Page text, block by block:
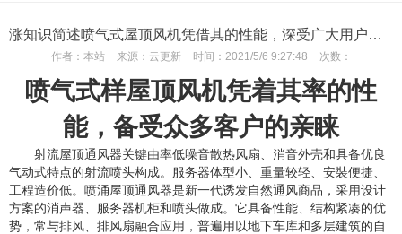
涨知识简述喷气式屋顶风机凭借其的性能，深受广大用户的青睐
作者： 本站 来源： 云更新 时间： 2021/5/6 9:27:48 次数：
喷气式样屋顶风机凭着其率的性
能，备受众多客户的亲睐
射流屋顶通风器关键由率低噪音散热风扇、消音外壳和具备优良
气动式特点的射流喷头构成。服务器体型小、重量较轻、安裝便捷、
工程造价低。喷涌屋顶通风器是新一代诱发自然通风商品，采用设计
方案的消声器、服务器机柜和喷头做成。它具备性能、结构紧凑的优
势，常与排风、排风扇融合应用，普遍用以地下车库和多层建筑的自